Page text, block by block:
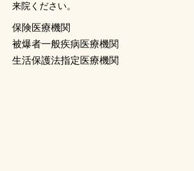
来院ください。
保険医療機関
被爆者一般疾病医療機関
生活保護法指定医療機関